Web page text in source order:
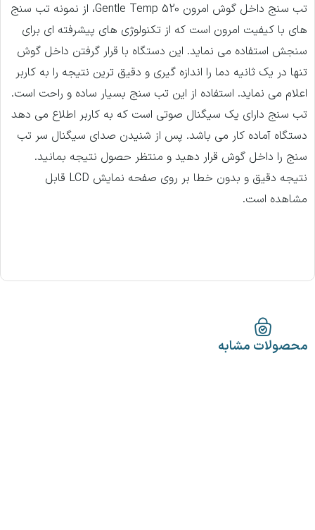
تب سنج داخل گوش امرون Gentle Temp 520، از نمونه تب سنج
های با کیفیت امرون است که از تکنولوژی های پیشرفته ای برای
سنجش استفاده می نماید. این دستگاه با قرار گرفتن داخل گوش
تنها در یک ثانیه دما را اندازه گیری و دقیق ترین نتیجه را به کاربر
اعلام می نماید. استفاده از این تب سنج بسیار ساده و راحت است.
تب سنج دارای یک سیگنال صوتی است که به کاربر اطلاع می دهد
دستگاه آماده کار می باشد. پس از شنیدن صدای سیگنال سر تب
سنج را داخل گوش قرار دهید و منتظر حصول نتیجه بمانید.
نتیجه دقیق و بدون خطا بر روی صفحه نمایش LCD قابل
مشاهده است.
محصولات مشابه